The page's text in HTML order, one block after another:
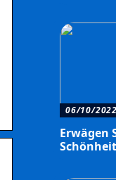
06/10/2022
Erwägen